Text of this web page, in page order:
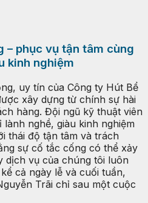
– phục vụ tận tâm cùng
kinh nghiệm
uy tín của Công ty Hút Bể
xây dựng từ chính sự hài
hàng. Đội ngũ kỹ thuật viên
nghề, giàu kinh nghiệm
thái độ tận tâm và trách
sự cố tắc cống có thể xảy
dịch vụ của chúng tôi luôn
cả ngày lễ và cuối tuần,
Trãi chỉ sau một cuộc